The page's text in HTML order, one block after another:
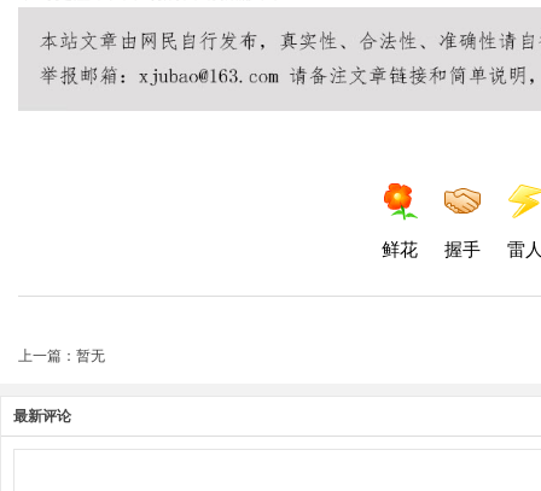
鲜花 握手 雷
上一篇：暂无
最新评论